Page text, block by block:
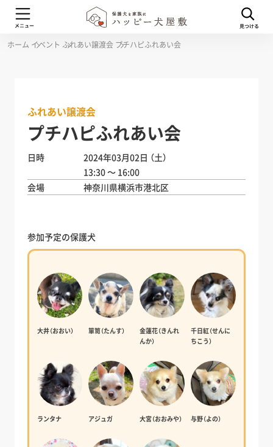
ホーム イベント ふれあい譲渡会 プチハピふれあい会
ふれあい譲渡会
プチハピふれあい会
日時 2024年03月02日 （土）
13:30 ～ 16:00
会場
神奈川県横浜市港北区
参加予定の保護犬
大井（おおい） 箪笥（たんす）
金蓮花（きんれ
んか）
千日紅（せんに
ちこう）
ランタナ アジュガ 大宮（おおみや） 与野（よの）